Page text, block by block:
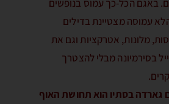
באגם הכל-כך עמוס בנופשים
עמוסה מצטיינת בדילים
מלונות, אטרקציות וגם את
בסירמיונה מבלי להצטרך
גארדה בסתיו הוא תחושת האוף